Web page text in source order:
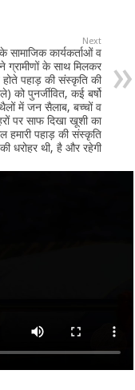
Next
सामाजिक कार्यकर्ताओं व
ग्रामीणों के साथ मिलकर
होते पहाड़ की संस्कृति की
को पुनर्जीवित, कई बर्षो
में जन सैलाब, बच्चों व
पर साफ दिखा खूशी का
हमारी पहाड़ की संस्कृति
की धरोहर थी, है और रहेगी